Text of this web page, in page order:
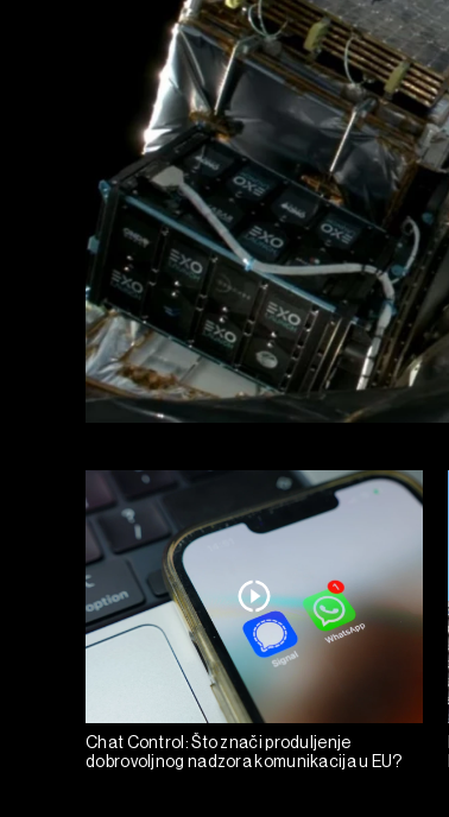
Chat Control: Što znači produljenje
dobrovoljnog nadzora komunikacija u EU?